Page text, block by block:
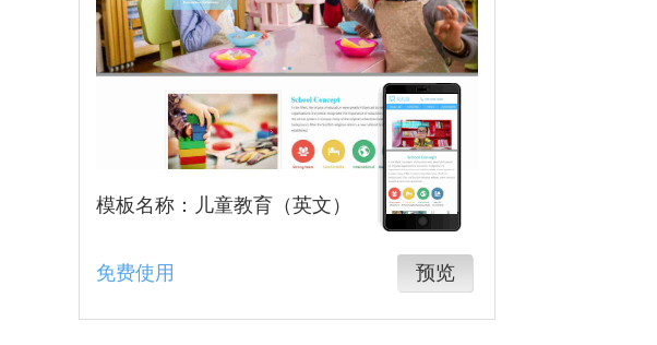
模板名称：儿童教育（英文）
免费使用 预览